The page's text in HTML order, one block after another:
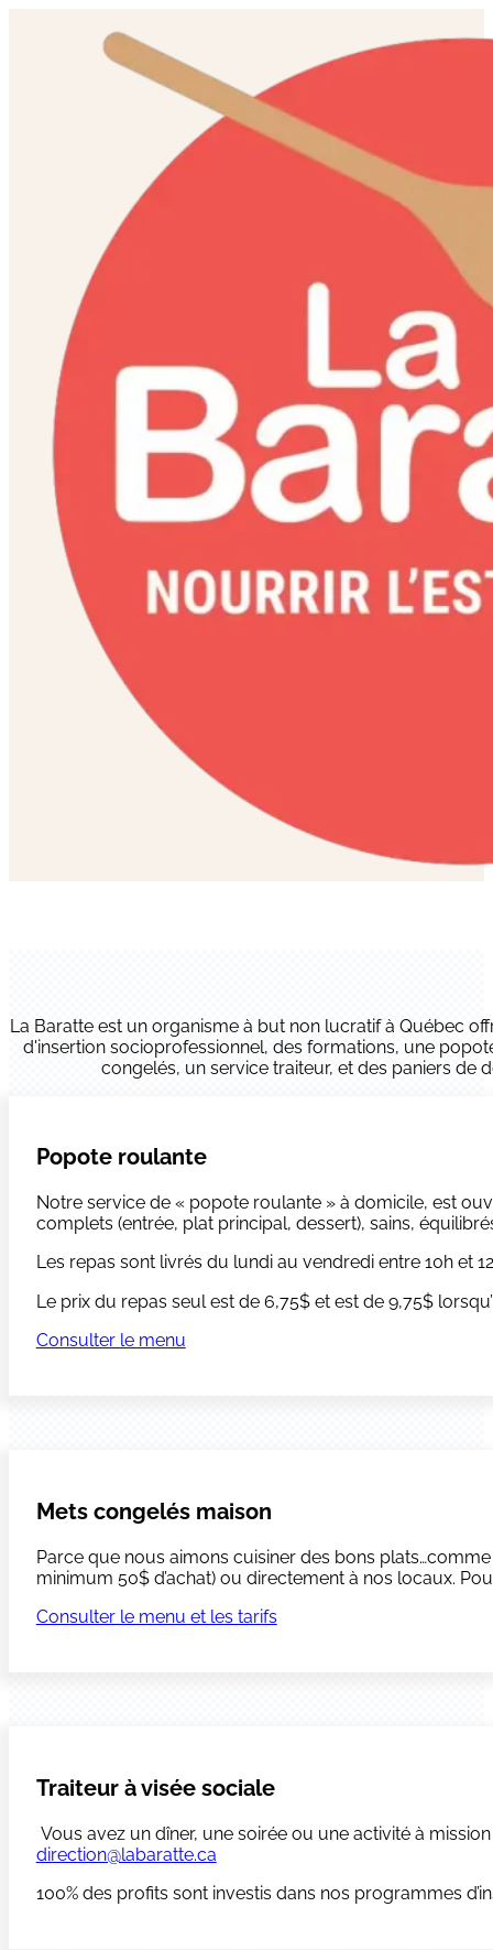
La Baratte est un organisme à but non lucratif à Québec
d'insertion socioprofessionnel, des formations, une
congelés, un service traiteur, et des paniers de
Popote roulante
Notre service de « popote roulante » à domicile, est
complets (entrée, plat principal, dessert), sains,
Les repas sont livrés du lundi au vendredi entre 10h et
Le prix du repas seul est de 6,75$ et est de 9,75$
Consulter le menu
Mets congelés maison
Parce que nous aimons cuisiner des bons
minimum 50$ d’achat) ou directement à nos locaux.
Consulter le menu et les tarifs
Traiteur à visée sociale
Vous avez un dîner, une soirée ou une activité à
direction@labaratte.ca
100% des profits sont investis dans nos programmes